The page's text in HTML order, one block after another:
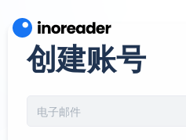
创建账号